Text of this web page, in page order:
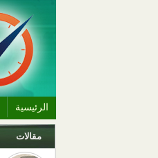
الرئيسية
مقالات